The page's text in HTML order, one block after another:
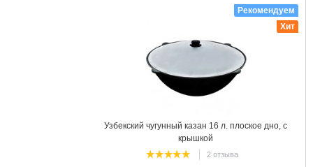
Узбекский чугунный казан 16 л. плоское дно, с
крышкой
2 отзыва
Рекомендуем
Хит